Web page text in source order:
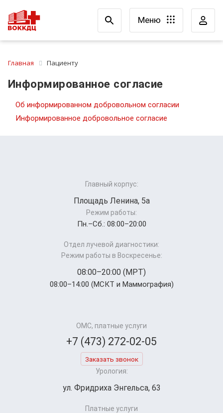
Меню
Главная Пациенту
Информированное согласие
Об информированном добровольном согласии
Информированное добровольное согласие
Главный корпус:
Площадь Ленина, 5а
Режим работы:
Пн.–Cб.: 08:00–20:00
Отдел лучевой диагностики:
Режим работы в Воскресенье:
08:00–20:00 (МРТ)
08:00–14:00 (МСКТ и Маммография)
ОМС, платные услуги
+7 (473) 272-02-05
Заказать звонок
Урология:
ул. Фридриха Энгельса, 63
Платные услуги